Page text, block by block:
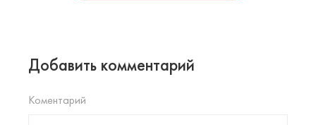
Добавить комментарий
Коментарий